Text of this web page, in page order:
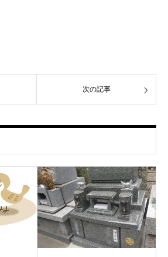
次の記事